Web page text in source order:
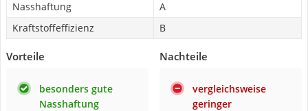
Nasshaftung
A
Kraftstoffeffizienz
B
Vorteile
besonders gute
Nasshaftung
Nachteile
vergleichsweise
geringer